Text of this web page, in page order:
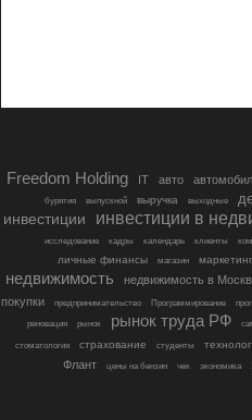
Freedom Holding IT авто
бурятия
выпускной выручка выходные
инвестиции инвестиции в
исследование
кадры календарь клиенты
личные финансы
магазин маркетинг
недвижимость недвижимость в
покупки предпринимательство Программирование
реновация рынок рынок труда РФ
стоматология страхование студенты
Флант цены на бензин чек экономика